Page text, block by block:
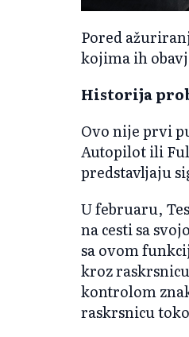
Pored
kojima ih
Historija
Ovo nije prvi
Autopilot ili
predstavljaju
U februaru,
na cesti sa
sa ovom
kroz
kontrolom
raskrsnicu